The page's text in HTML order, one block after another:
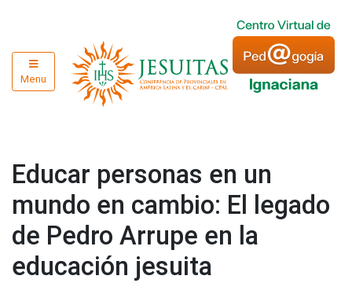
Menu
Educar personas en un
mundo en cambio: El legado
de Pedro Arrupe en la
educación jesuita